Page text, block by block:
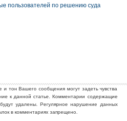
пользователей по решению суда
тон Вашего сообщения могут задеть чувства
к данной статье. Комментарии содержащие
удалены. Регулярное нарушение данных
в комментариях запрещено.